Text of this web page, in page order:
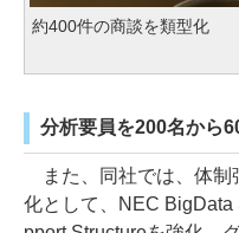
約400件の商談を類型化
分析要員を200名から
また、同社では、体制
化として、NEC BigData